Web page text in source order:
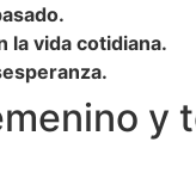
la vida cotidiana.
y